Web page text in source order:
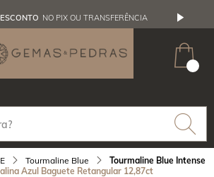
NO PIX OU TRANSFERÊNCIA
Tourmaline Blue
Tourmaline Blue Intense
Azul Baguete Retangular 12,87ct